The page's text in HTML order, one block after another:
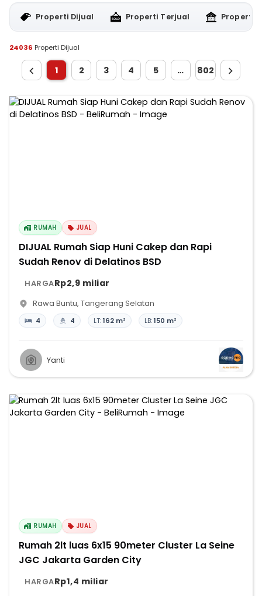
Properti Dijual Properti Terjual Properti
24036 Properti Dijual
1 2 3 4 5 … 802
RUMAH JUAL
DIJUAL Rumah Siap Huni Cakep dan Rapi
Sudah Renov di Delatinos BSD
HARGARp2,9 miliar
Rawa Buntu, Tangerang Selatan
4 4 LT:162 m² LB:150 m²
Yanti
RUMAH JUAL
Rumah 2lt luas 6x15 90meter Cluster La Seine
JGC Jakarta Garden City
HARGARp1,4 miliar